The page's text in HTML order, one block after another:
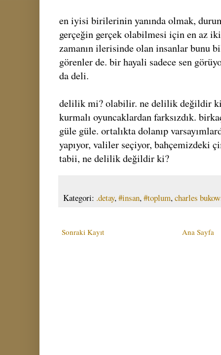
en iyisi birilerinin yanında olmak,
gerçeğin gerçek olabilmesi için en az
zamanın ilerisinde olan insanlar bunu
görenler de. bir hayali sadece sen
da deli.
delilik mi? olabilir. ne delilik değildir
kurmalı oyuncaklardan farksızdık.
güle güle. ortalıkta dolanıp
yapıyor, valiler seçiyor, bahçemizdeki
tabii, ne delilik değildir ki?
Kategori: .detay,#insan,#toplum,charles
Sonraki Kayıt Ana Sayfa